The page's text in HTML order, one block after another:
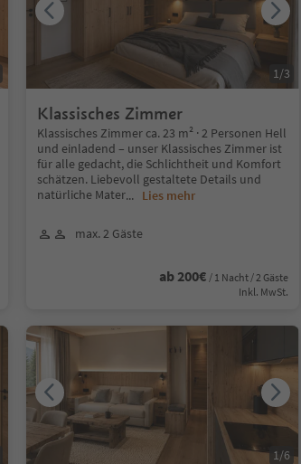
Klassisches Zimmer
Klassisches Zimmer ca. 23 m² · 2 Personen Hell
und einladend – unser Klassisches Zimmer ist
für alle gedacht, die Schlichtheit und Komfort
schätzen. Liebevoll gestaltete Details und
natürliche Mater... Lies mehr
max. 2 Gäste
ab 200€ / 1 Nacht / 2 Gäste
Inkl. MwSt.
1/3
1/6